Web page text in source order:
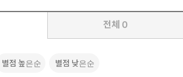
보고 있노라면 꼭 만물상에라도 들어온 것
한 인물을 창조하고, 그 인물들을 잘 엮어 마
처럼 재미난 이야기를 엮어 냈습니다. 미학적
적 만족감을 준다면 숨 가쁘게 돌아가는 풍
자체로 즐거움을 줄 수 있지요. 이러한 즐
전체 0
별점 높은순 별점 낮은순